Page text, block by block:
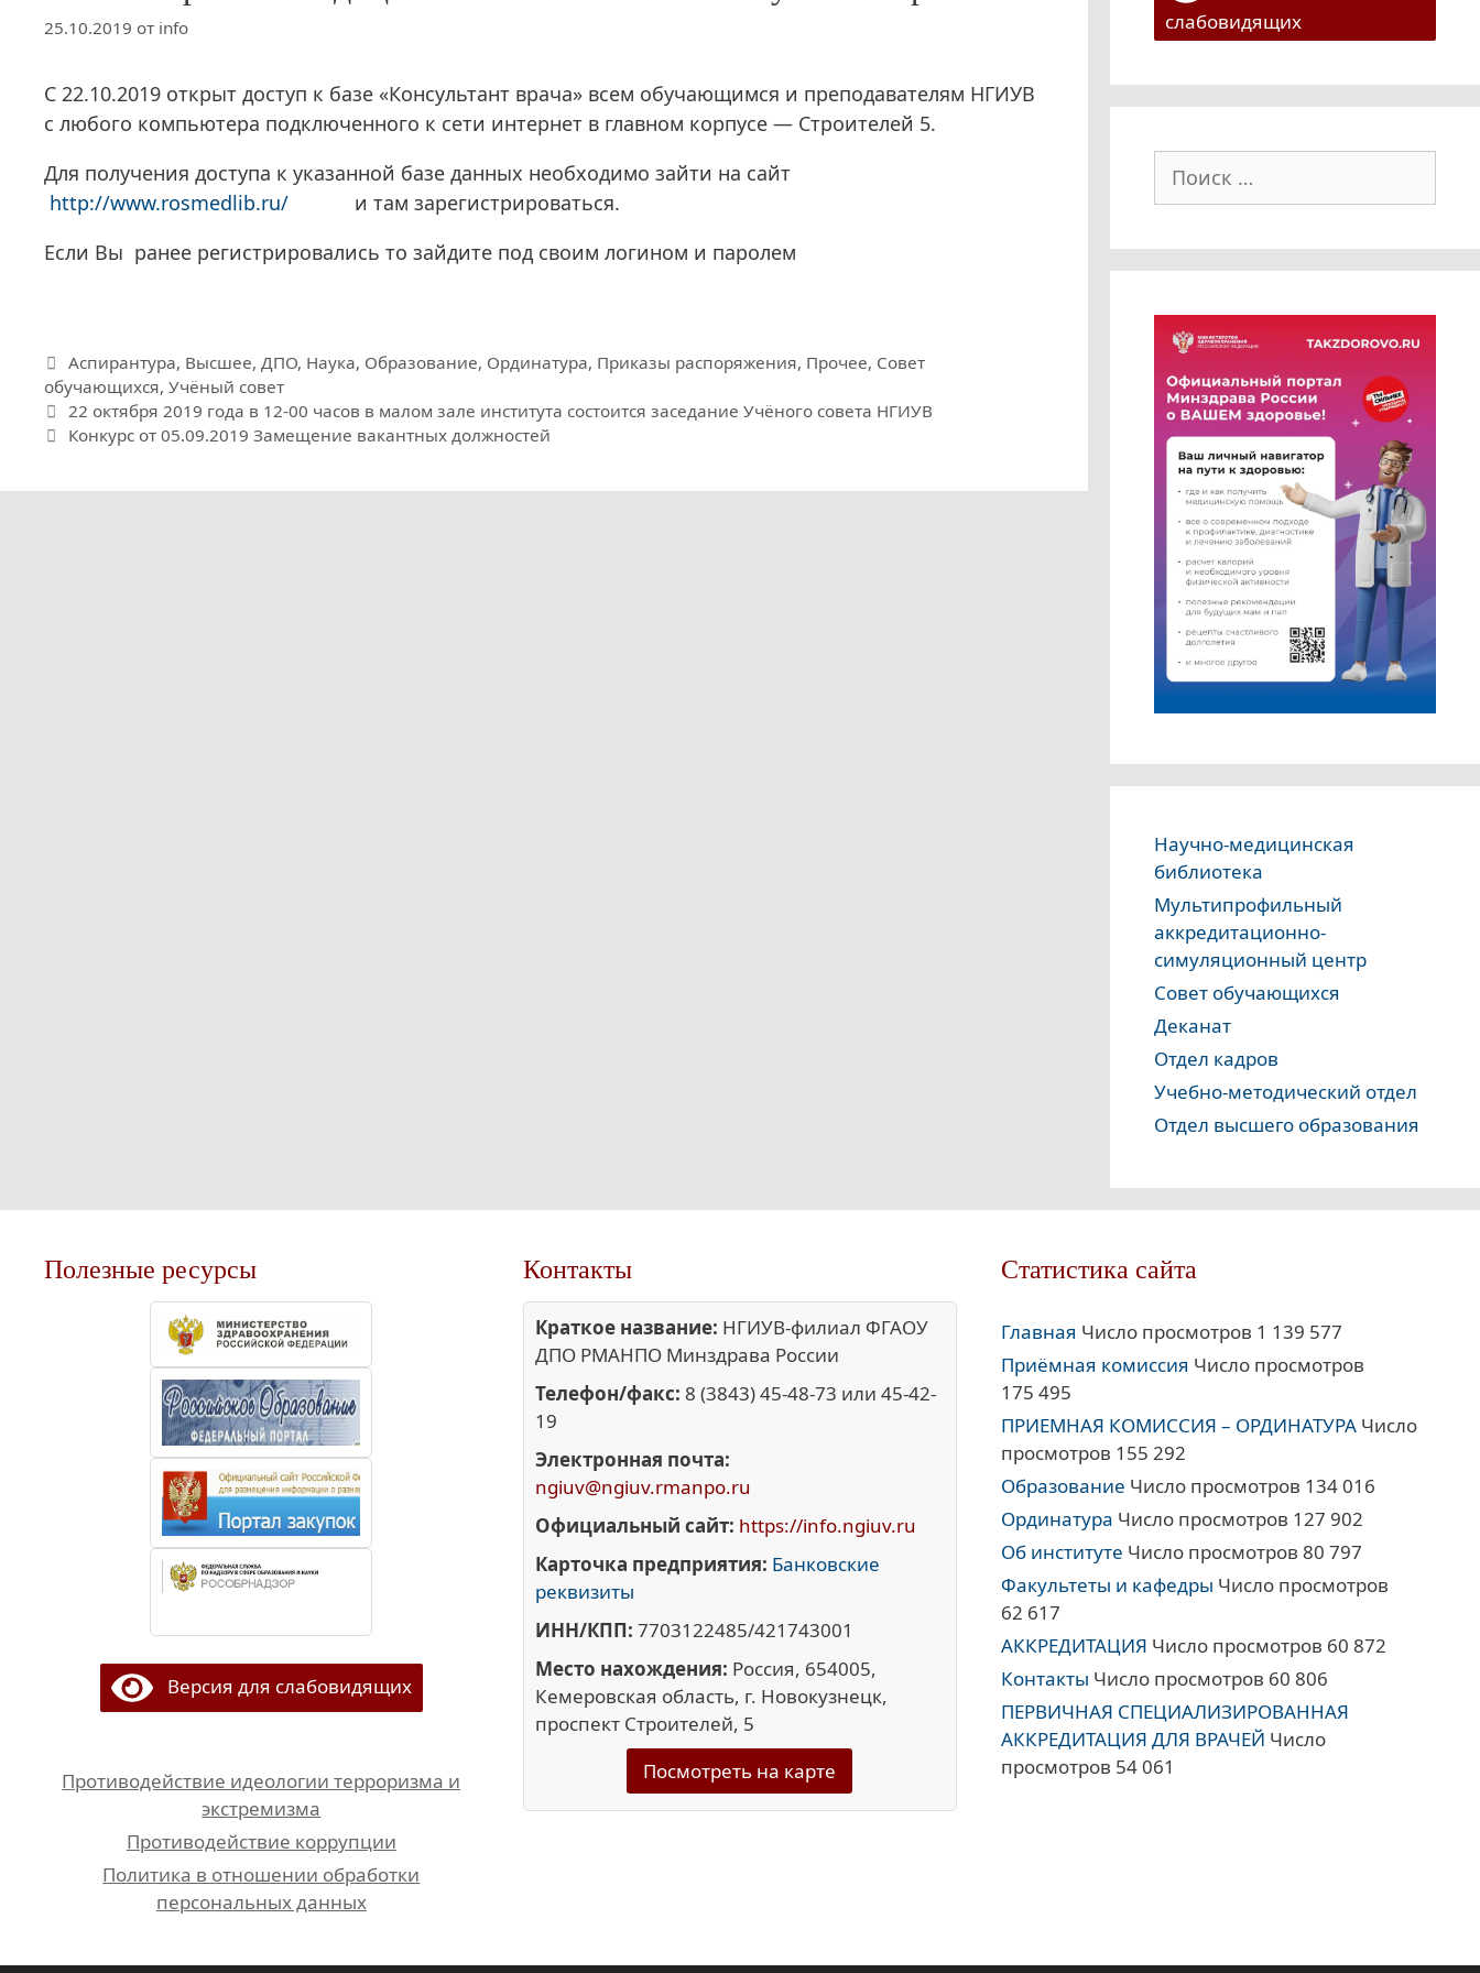
25.10.2019 от info
C 22.10.2019 открыт доступ к базе «Консультант врача» всем обучающимся и преподавателям НГИУВ
с любого компьютера подключенного к сети интернет в главном корпусе — Строителей 5.
Для получения доступа к указанной базе данных необходимо зайти на сайт
http://www.rosmedlib.ru/ и там зарегистрироваться.
Если Вы ранее регистрировались то зайдите под своим логином и паролем
Рубрики
Аспирантура, Высшее,ДПО, Наука, Образование, Ординатура, Приказы распоряжения, Прочее, Совет
обучающихся, Учёный совет
22 октября 2019 года в 12-00 часов в малом зале института состоится заседание Учёного совета НГИУВ
Конкурс от 05.09.2019 Замещение вакантных должностей
слабовидящих
Научно-медицинская
библиотека
Мультипрофильный
аккредитационно-
симуляционный центр
Совет обучающихся
Деканат
Отдел кадров
Учебно-методический отдел
Отдел высшего образования
Полезные ресурсы
Версия для слабовидящих
Противодействие идеологии терроризма и
экстремизма
Противодействие коррупции
Политика в отношении обработки
персональных данных
Контакты
Краткое название: НГИУВ-филиал ФГАОУ
ДПО РМАНПО Минздрава России
Телефон/факс: 8 (3843) 45-48-73 или 45-42-
19
Электронная почта:
ngiuv@ngiuv.rmanpo.ru
Официальный сайт: https://info.ngiuv.ru
Карточка предприятия: Банковские
реквизиты
ИНН/КПП: 7703122485/421743001
Место нахождения: Россия, 654005,
Кемеровская область, г. Новокузнецк,
проспект Строителей, 5
Посмотреть на карте
Статистика сайта
Главная Число просмотров 1 139 577
Приёмная комиссия Число просмотров
175 495
ПРИЕМНАЯ КОМИССИЯ – ОРДИНАТУРА Число
просмотров 155 292
Образование Число просмотров 134 016
Ординатура Число просмотров 127 902
Об институте Число просмотров 80 797
Факультеты и кафедры Число просмотров
62 617
АККРЕДИТАЦИЯ Число просмотров 60 872
Контакты Число просмотров 60 806
ПЕРВИЧНАЯ СПЕЦИАЛИЗИРОВАННАЯ
АККРЕДИТАЦИЯ ДЛЯ ВРАЧЕЙ Число
просмотров 54 061